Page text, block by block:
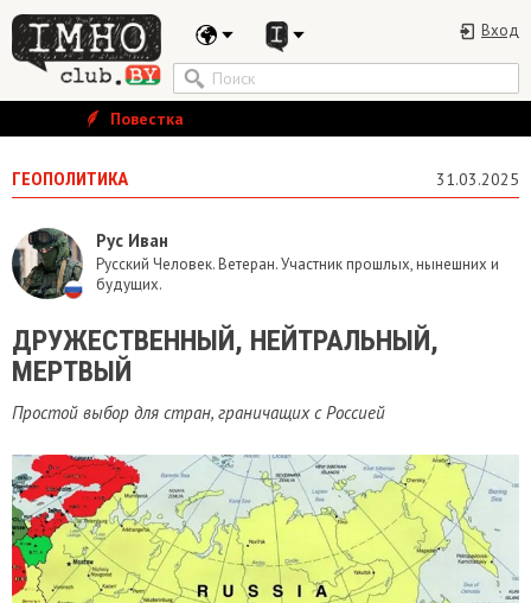
Вход
Повестка
ГЕОПОЛИТИКА 31.03.2025
Рус Иван
Русский Человек. Ветеран. Участник прошлых, нынешних и
будущих.
​ДРУЖЕСТВЕННЫЙ, НЕЙТРАЛЬНЫЙ,
МЕРТВЫЙ
Простой выбор для стран, граничащих с Россией